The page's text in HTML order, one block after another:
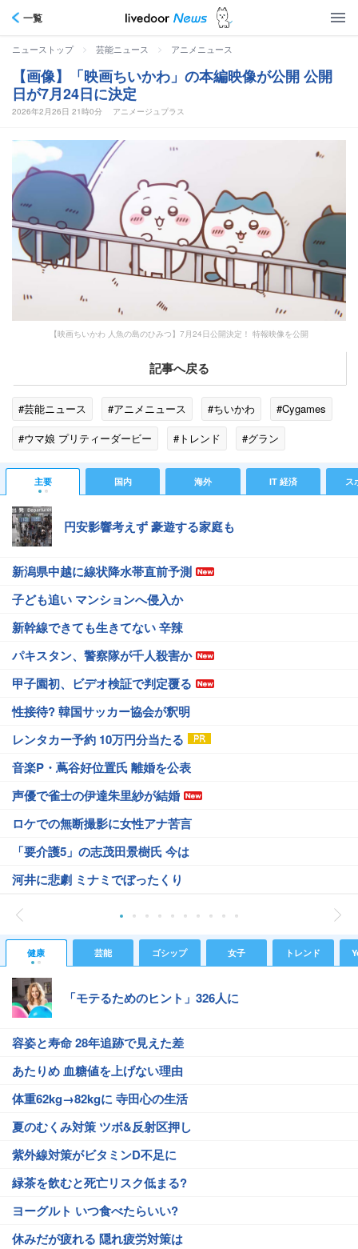
一覧
ニューストップ > 芸能ニュース > アニメニュース
【画像】「映画ちいかわ」の本編映像が公開 公開
日が7月24日に決定
2026年2月26日 21時0分 アニメージュプラス
【映画ちいかわ 人魚の島のひみつ】7月24日公開決定！ 特報映像を公開
記事へ戻る
#芸能ニュース #アニメニュース #ちいかわ
#Cygames
#ウマ娘 プリティーダービー
#トレンド
#グラン
#ダービー
#SNS #激怒
主要 国内 海外 IT 経済 ス
円安影響考えず 豪遊する家庭も
新潟県中越に線状降水帯直前予測
子ども追い マンションへ侵入か
新幹線できても生きてない 辛辣
パキスタン、警察隊が千人殺害か
甲子園初、ビデオ検証で判定覆る
性接待? 韓国サッカー協会が釈明
レンタカー予約 10万円分当たる
音楽P・蔦谷好位置氏 離婚を公表
声優で雀士の伊達朱里紗が結婚
ロケでの無断撮影に女性アナ苦言
「要介護5」の志茂田景樹氏 今は
河井に悲劇 ミナミでぼったくり
健康 芸能 ゴシップ 女子 トレンド
「モテるためのヒント」326人に
容姿と寿命 28年追跡で見えた差
あたりめ 血糖値を上げない理由
体重62kg→82kgに 寺田心の生活
夏のむくみ対策 ツボ&反射区押し
紫外線対策がビタミンD不足に
緑茶を飲むと死亡リスク低まる?
ヨーグルト いつ食べたらいい?
休みだが疲れる 隠れ疲労対策は